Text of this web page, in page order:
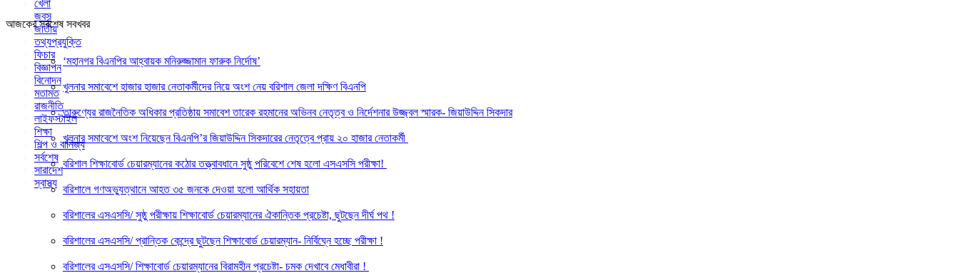
খেলা
জবস
জাতীয়
তথ্যপ্রযুক্তি
ফিচার
বিজ্ঞাপন
বিনোদন
মতামত
রাজনীতি
লাইফস্টাইল
শিক্ষা
শিল্প ও বানিজ্য
সর্বশেষ
সারাদেশ
স্বাস্থ্য
আজকের সর্বশেষ সবখবর
‘মহানগর বিএনপির আহ্বায়ক মনিরুজ্জামান ফারুক নির্দোষ’
খুলনার সমাবেশে হাজার হাজার নেতাকর্মীদের নিয়ে অংশ নেয় বরিশাল জেলা দক্ষিণ বিএনপি
তারুণ্যের রাজনৈতিক অধিকার প্রতিষ্ঠায় সমাবেশ তারেক রহমানের অভিনব নেতৃত্ব ও নির্দেশনার উজ্জ্বল স্মারক- জিয়াউদ্দিন সিকদার
খুলনার সমাবেশে অংশ নিয়েছেন বিএনপি’র জিয়াউদ্দিন সিকদারের নেতৃত্বে প্রায় ২০ হাজার নেতাকর্মী
বরিশাল শিক্ষাবোর্ড চেয়ারম্যানের কঠোর তত্ত্বাবধানে সুষ্ঠু পরিবেশে শেষ হলো এসএসসি পরীক্ষা!
বরিশালে গণঅভ্যুত্থানে আহত ৩৫ জনকে দেওয়া হলো আর্থিক সহায়তা
বরিশালের এসএসসি/ সুষ্ঠু পরীক্ষায় শিক্ষাবোর্ড চেয়ারম্যানের ঐকান্তিক প্রচেষ্টা, ছুটছেন দীর্ঘ পথ !
বরিশালের এসএসসি/ প্রান্তিক কেন্দ্রে ছুটছেন শিক্ষাবোর্ড চেয়ারম্যান- নির্বিঘ্নে হচ্ছে পরীক্ষা !
বরিশালের এসএসসি/ শিক্ষাবোর্ড চেয়ারম্যানের বিরামহীন প্রচেষ্টা- চমক দেখাবে মেধাবীরা !